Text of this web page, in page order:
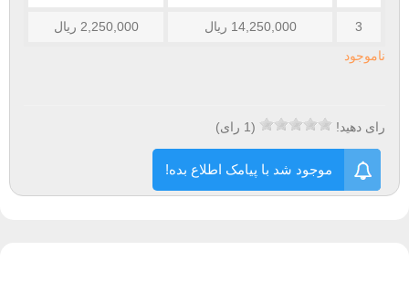
3 14,250,000 ریال
2,250,000 ریال
ناموجود
رای دهید! (
1 رای)
موجود شد با پیامک اطلاع بده!